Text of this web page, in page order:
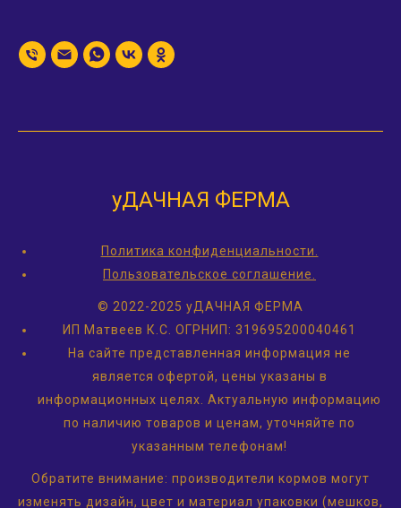
уДАЧНАЯ ФЕРМА
Политика конфиденциальности.
Пользовательское соглашение.
© 2022-2025 уДАЧНАЯ ФЕРМА
ИП Матвеев К.С. ОГРНИП: 319695200040461
На сайте представленная информация не
является офертой, цены указаны в
информационных целях. Актуальную информацию
по наличию товаров и ценам, уточняйте по
указанным телефонам!
Обратите внимание: производители кормов могут
изменять дизайн, цвет и материал упаковки (мешков,